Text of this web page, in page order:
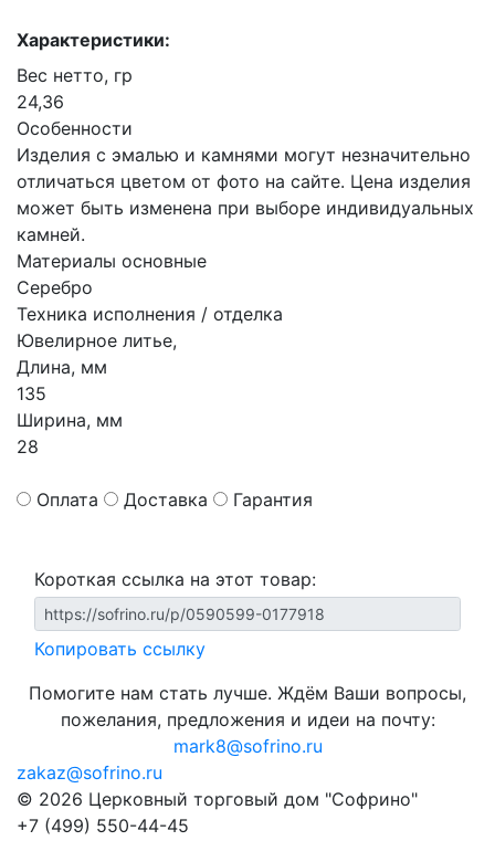
Характеристики:
Вес нетто, гр
24,36
Особенности
Изделия с эмалью и камнями могут незначительно
отличаться цветом от фото на сайте. Цена изделия
может быть изменена при выборе индивидуальных
камней.
Материалы основные
Серебро
Техника исполнения / отделка
Ювелирное литье,
Длина, мм
135
Ширина, мм
28
Оплата Доставка Гарантия
Короткая ссылка на этот товар:
Копировать ссылку
Помогите нам стать лучше. Ждём Ваши вопросы,
пожелания, предложения и идеи на почту:
mark8@sofrino.ru
zakaz@sofrino.ru
© 2026 Церковный торговый дом "Софрино"
+7 (499) 550-44-45